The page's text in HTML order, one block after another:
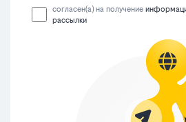
согласен(а) на получение
рассылки